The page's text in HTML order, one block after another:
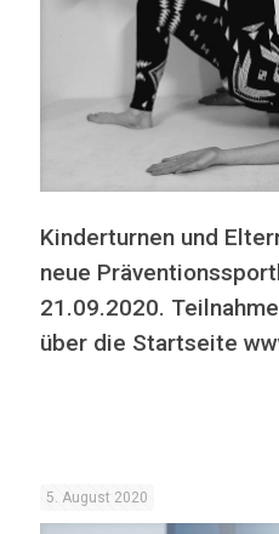
Kinderturnen und
neue
21.09.2020.
über die Startseite
5. August 2020